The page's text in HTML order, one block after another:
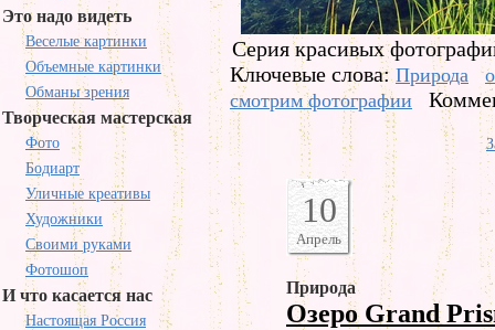
Это надо видеть
Веселые картинки
Объемные картинки
Обманы зрения
Творческая мастерская
Фото
Бодиарт
Уличные креативы
Художники
Своими руками
Фотошоп
И что касается нас
Настоящая Россия
Серия красивых
Ключевые слова:Природа
смотрим фотографии
10
Апрель
Природа
Озеро Grand